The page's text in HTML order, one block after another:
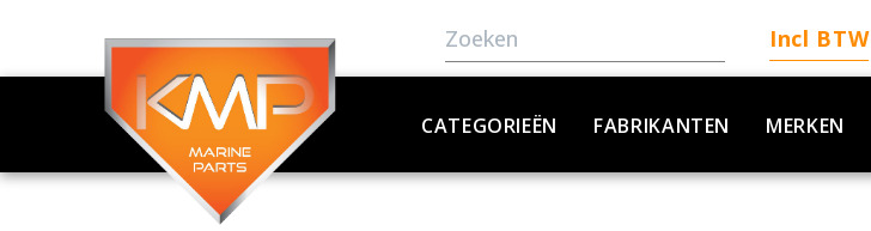
Incl BTW
CATEGORIEËN FABRIKANTEN MERKEN